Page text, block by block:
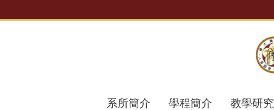
系所簡介 學程簡介 教學研究